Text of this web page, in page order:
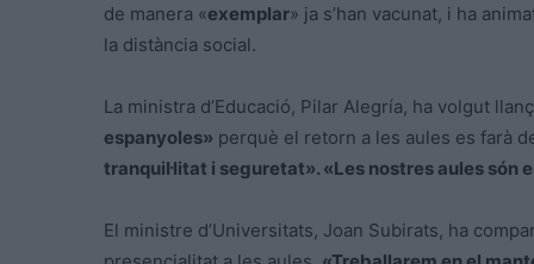
de manera «exemplar» ja s’han vacunat, i ha
la distància social.
La ministra d’Educació, Pilar Alegría, ha volgut
espanyoles» perquè el retorn a les aules es farà
tranquil·litat i seguretat». «Les nostres aules són
El ministre d’Universitats, Joan Subirats, ha